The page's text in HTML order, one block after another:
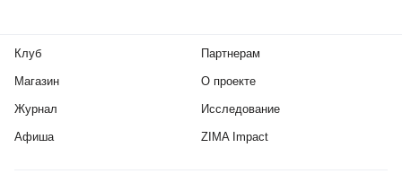
Клуб
Магазин
Журнал
Афиша
Партнерам
О проекте
Исследование
ZIMA Impact